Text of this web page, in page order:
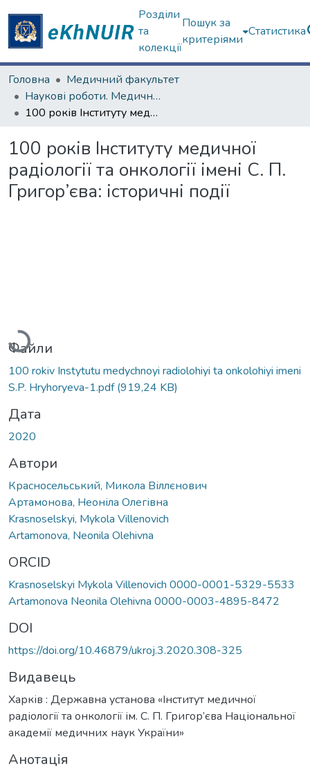
Розділи
та
колекції
Пошук за
критеріями
Статистика
Головна
Медичний факультет
Наукові роботи. Медичний факультет
100 років Інституту медичної радіології та онкології імені С. П. Григор’єва: історичні події
100 років Інституту медичної
радіології та онкології імені С. П.
Григор’єва: історичні події
Вантажиться...
Файли
100 rokiv Instytutu medychnoyi radiolohiyi ta onkolohiyi imeni
S.P. Hryhoryeva-1.pdf(919,24 KB)
Дата
2020
Автори
Красносельський, Микола Віллєнович
Артамонова, Неоніла Олегівна
Krasnoselskyi, Mykola Villenovich
Artamonova, Neonila Olehivna
ORCID
Krasnoselskyi Mykola Villenovich 0000-0001-5329-5533
Artamonova Neonila Olehivna 0000-0003-4895-8472
DOI
https://doi.org/10.46879/ukroj.3.2020.308-325
Видавець
Харків : Державна установа «Інститут медичної
радіології та онкології ім. C. П. Григор’єва Національної
академії медичних наук України»
Анотація